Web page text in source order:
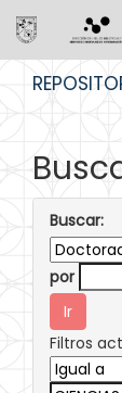
Buscar:
por
Filtros